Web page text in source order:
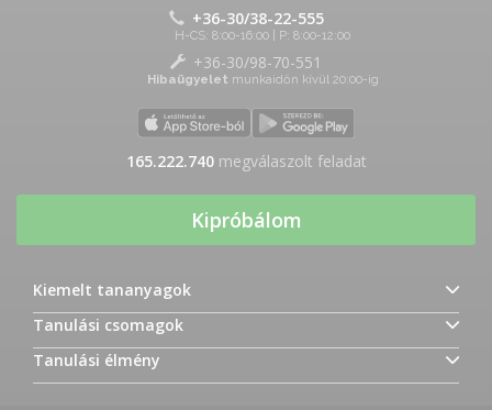
+36-30/38-22-555
H-CS: 8:00-16:00 | P: 8:00-12:00
+36-30/98-70-551
Hibaügyelet munkaidőn kívül 20:00-ig
165.222.740megválaszolt feladat
Kipróbálom
Kiemelt tananyagok
Tanulási csomagok
Tanulási élmény